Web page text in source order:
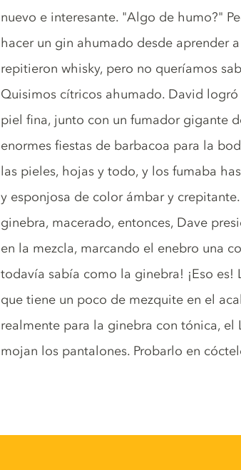
nuevo e interesante. "Algo de humo?"
hacer un gin ahumado desde aprender
repitieron whisky, pero no queríamos
Quisimos cítricos ahumado. David
piel fina, junto con un fumador gigante
enormes fiestas de barbacoa para la
las pieles, hojas y todo, y los fumaba
y esponjosa de color ámbar y
ginebra, macerado, entonces, Dave
en la mezcla, marcando el enebro una
todavía sabía como la ginebra! ¡Eso
que tiene un poco de mezquite en el
realmente para la ginebra con tónica,
mojan los pantalones. Probarlo en